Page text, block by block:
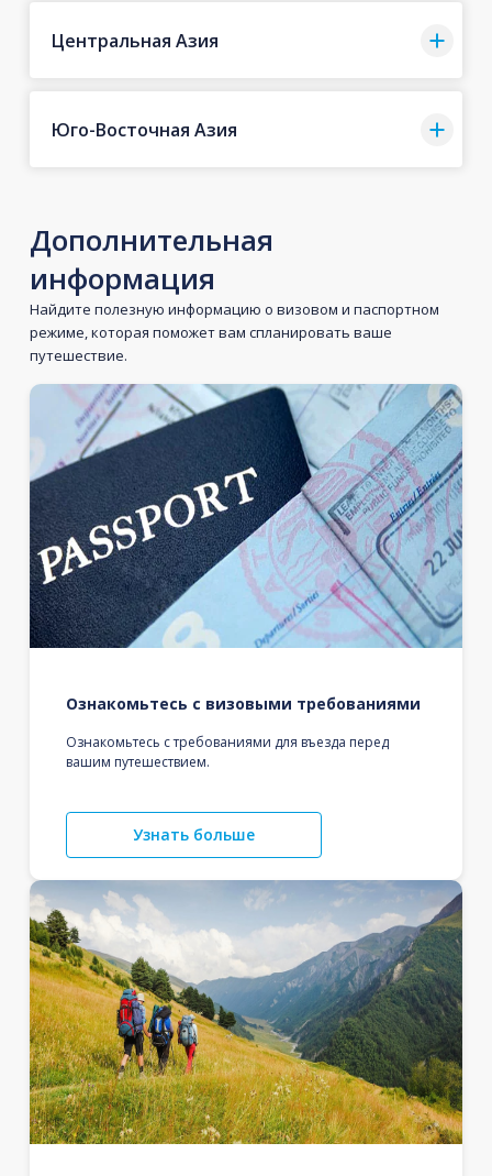
Центральная Азия
Юго-Восточная Азия
Дополнительная
информация
Найдите полезную информацию о визовом и паспортном
режиме, которая поможет вам спланировать ваше
путешествие.
Ознакомьтесь с визовыми требованиями
Ознакомьтесь с требованиями для въезда перед
вашим путешествием.
Узнать больше